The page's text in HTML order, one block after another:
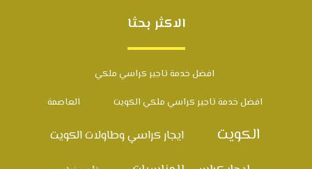
الاكثر بحثا
افضل خدمة تاجير كراسي ملكي
افضل خدمة تاجير كراسي ملكي الكويت العاصمة
الكويت ايجار كراسي وطاولات الكويت